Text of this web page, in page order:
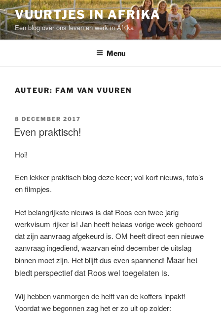
Ga
naar
de
inhoud
VUURTJES IN AFRIKA
Een blog over ons leven en werk in Afrika
Menu
AUTEUR: FAM VAN VUUREN
GEPLAATST
OP
8 DECEMBER 2017
Even praktisch!
Hoi!
Een lekker praktisch blog deze keer; vol kort nieuws, foto’s
en filmpjes.
Het belangrijkste nieuws is dat Roos een twee jarig
werkvisum rijker is! Jan heeft helaas vorige week gehoord
dat zijn aanvraag afgekeurd is. OM heeft direct een nieuwe
aanvraag ingediend, waarvan eind december de uitslag
binnen moet zijn. Het blijft dus even spannend! Maar het
biedt perspectief dat Roos wel toegelaten is.
Wij hebben vanmorgen de helft van de koffers inpakt!
Voordat we begonnen zag het er zo uit op zolder: